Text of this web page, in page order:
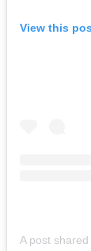
View this